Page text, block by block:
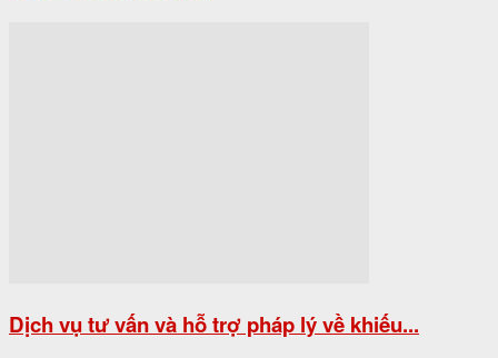
Dịch vụ tư vấn và hỗ trợ pháp lý về khiếu...